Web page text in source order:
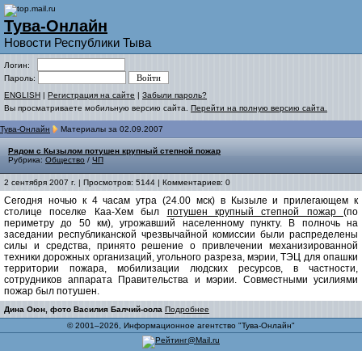
Тува-Онлайн
Новости Республики Тыва
Логин:
Пароль:
ENGLISH | Регистрация на сайте | Забыли пароль?
Вы просматриваете мобильную версию сайта. Перейти на полную версию сайта.
Тува-Онлайн Материалы за 02.09.2007
Рядом с Кызылом потушен крупный степной пожар
Рубрика: Общество / ЧП
2 сентября 2007 г. | Просмотров: 5144 | Комментариев: 0
Сегодня ночью к 4 часам утра (24.00 мск) в Кызыле и прилегающем к
столице поселке Каа-Хем был потушен крупный степной пожар (по
периметру до 50 км), угрожавший населенному пункту. В полночь на
заседании республиканской чрезвычайной комиссии были распределены
силы и средства, принято решение о привлечении механизированной
техники дорожных организаций, угольного разреза, мэрии, ТЭЦ для опашки
территории пожара, мобилизации людских ресурсов, в частности,
сотрудников аппарата Правительства и мэрии. Совместными усилиями
пожар был потушен.
Дина Оюн, фото Василия Балчий-оола Подробнее
© 2001–2026, Информационное агентство "Тува-Онлайн"